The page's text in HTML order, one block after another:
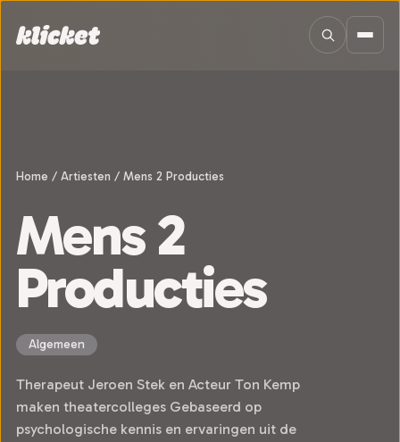
Home / Artiesten / Mens 2 Producties
Mens 2
Producties
Algemeen
Therapeut Jeroen Stek en Acteur Ton Kemp
maken theatercolleges Gebaseerd op
psychologische kennis en ervaringen uit de